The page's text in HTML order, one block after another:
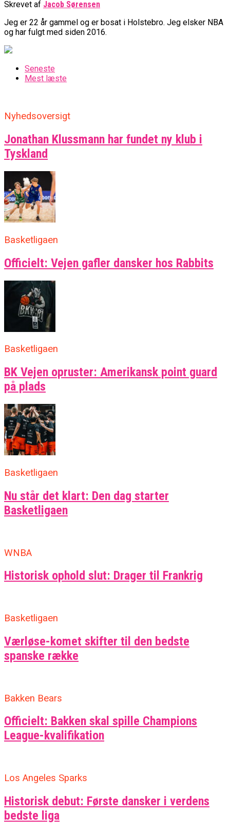
Skrevet af Jacob Sørensen
Jeg er 22 år gammel og er bosat i Holstebro. Jeg elsker NBA
og har fulgt med siden 2016.
Seneste
Mest læste
Nyhedsoversigt
Jonathan Klussmann har fundet ny klub i
Tyskland
Basketligaen
Officielt: Vejen gafler dansker hos Rabbits
Basketligaen
BK Vejen opruster: Amerikansk point guard
på plads
Basketligaen
Nu står det klart: Den dag starter
Basketligaen
WNBA
Historisk ophold slut: Drager til Frankrig
Basketligaen
Værløse-komet skifter til den bedste
spanske række
Bakken Bears
Officielt: Bakken skal spille Champions
League-kvalifikation
Los Angeles Sparks
Historisk debut: Første dansker i verdens
bedste liga